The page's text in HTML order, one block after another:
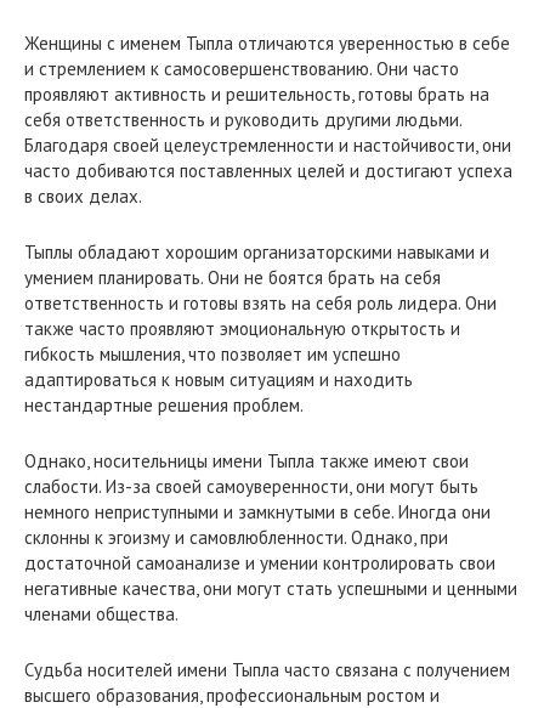
Женщины с именем Тыпла отличаются уверенностью в себе
и стремлением к самосовершенствованию. Они часто
проявляют активность и решительность, готовы брать на
себя ответственность и руководить другими людьми.
Благодаря своей целеустремленности и настойчивости, они
часто добиваются поставленных целей и достигают успеха
в своих делах.
Тыплы обладают хорошим организаторскими навыками и
умением планировать. Они не боятся брать на себя
ответственность и готовы взять на себя роль лидера. Они
также часто проявляют эмоциональную открытость и
гибкость мышления, что позволяет им успешно
адаптироваться к новым ситуациям и находить
нестандартные решения проблем.
Однако, носительницы имени Тыпла также имеют свои
слабости. Из-за своей самоуверенности, они могут быть
немного неприступными и замкнутыми в себе. Иногда они
склонны к эгоизму и самовлюбленности. Однако, при
достаточной самоанализе и умении контролировать свои
негативные качества, они могут стать успешными и ценными
членами общества.
Судьба носителей имени Тыпла часто связана с получением
высшего образования, профессиональным ростом и